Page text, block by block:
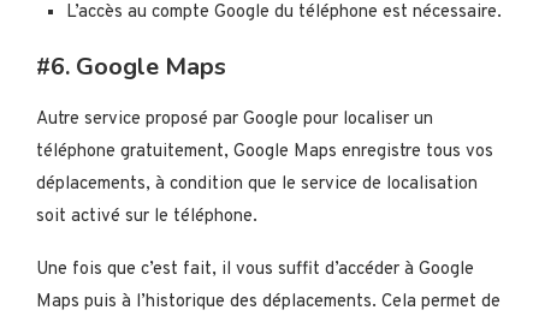
L’accès au compte Google du téléphone est nécessaire.
#6. Google Maps
Autre service proposé par Google pour localiser un
téléphone gratuitement, Google Maps enregistre tous vos
déplacements, à condition que le service de localisation
soit activé sur le téléphone.
Une fois que c’est fait, il vous suffit d’accéder à Google
Maps puis à l’historique des déplacements. Cela permet de